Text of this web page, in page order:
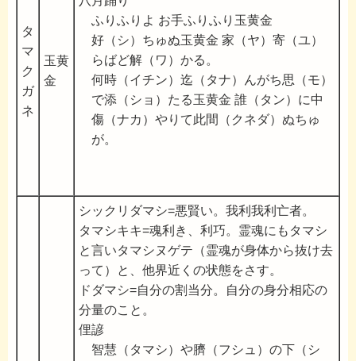
タ
マ
ク
ガ
ネ
玉黄
金
ふりふりよ お手ふりふり玉黄金
好（シ）ちゅぬ玉黄金 家（ヤ）寄（ユ）
らばど解（ワ）かる。
何時（イチン）迄（タナ）んがち思（モ）
で添（ショ）たる玉黄金 誰（タン）に中
傷（ナカ）やりて此間（クネダ）ぬちゅ
が。
シックリダマシ=悪賢い。我利我利亡者。
タマシキキ=魂利き、利巧。霊魂にもタマシ
と言いタマシヌゲテ（霊魂が身体から抜け去
って）と、他界近くの状態をさす。
ドダマシ=自分の割当分。自分の身分相応の
分量のこと。
俚諺
智慧（タマシ）や臍（フシュ）の下（シ